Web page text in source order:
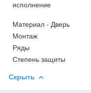
исполнение
Материал - Дверь
Монтаж
Ряды
Степень защиты
Скрыть